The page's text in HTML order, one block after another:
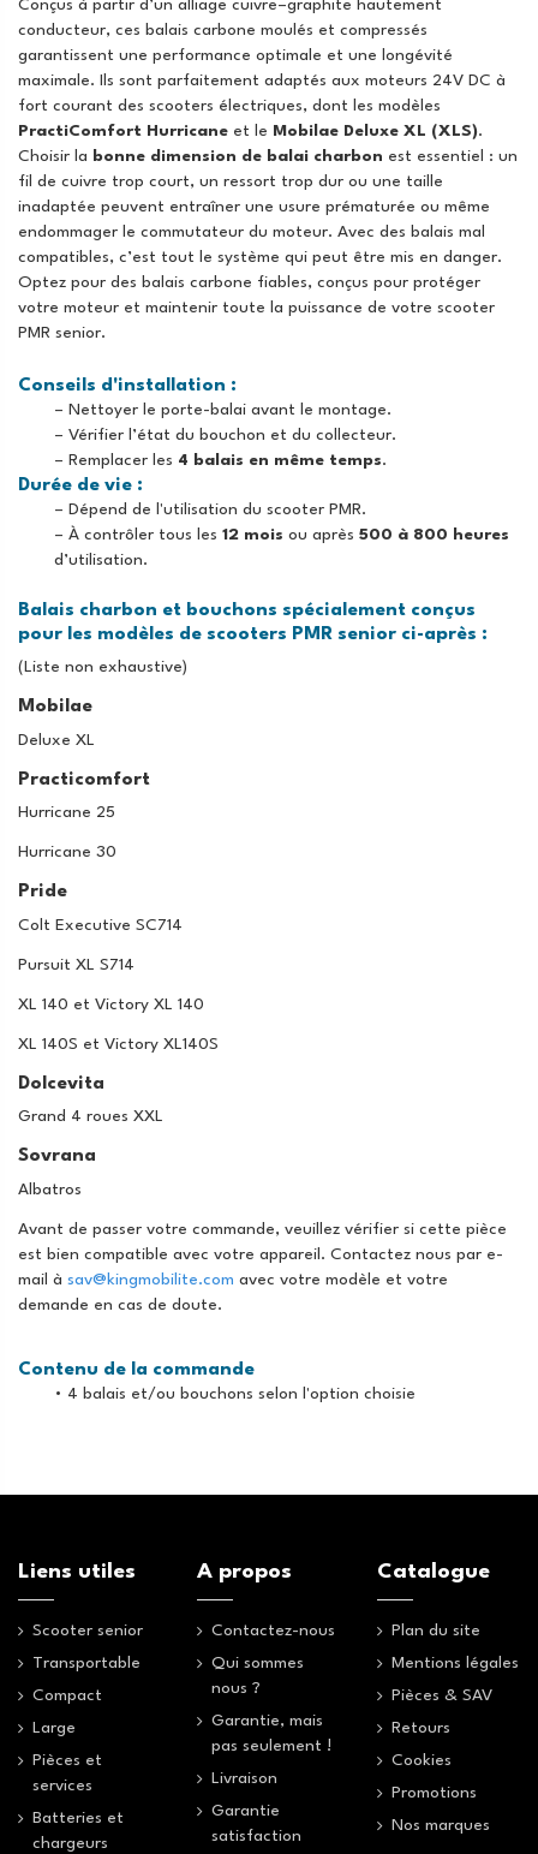
Conçus à partir d’un alliage cuivre–graphite hautement
conducteur, ces balais carbone moulés et compressés
garantissent une performance optimale et une longévité
maximale. Ils sont parfaitement adaptés aux moteurs 24V DC à
fort courant des scooters électriques, dont les modèles
PractiComfort Hurricane et le Mobilae Deluxe XL (XLS).
Choisir la bonne dimension de balai charbon est essentiel : un
fil de cuivre trop court, un ressort trop dur ou une taille
inadaptée peuvent entraîner une usure prématurée ou même
endommager le commutateur du moteur. Avec des balais mal
compatibles, c’est tout le système qui peut être mis en danger.
Optez pour des balais carbone fiables, conçus pour protéger
votre moteur et maintenir toute la puissance de votre scooter
PMR senior.
Conseils d'installation :
– Nettoyer le porte-balai avant le montage.
– Vérifier l’état du bouchon et du collecteur.
– Remplacer les 4 balais en même temps.
Durée de vie :
– Dépend de l'utilisation du scooter PMR.
– À contrôler tous les 12 mois ou après 500 à 800 heures
d’utilisation.
Balais charbon et bouchons spécialement conçus
pour les modèles de scooters PMR senior ci-après :
(Liste non exhaustive)
Mobilae
Deluxe XL
Practicomfort
Hurricane 25
Hurricane 30
Pride
Colt Executive SC714
Pursuit XL S714
XL 140 et Victory XL 140
XL 140S et Victory XL140S
Dolcevita
Grand 4 roues XXL
Sovrana
Albatros
Avant de passer votre commande, veuillez vérifier si cette pièce
est bien compatible avec votre appareil. Contactez nous par e-
mail à sav@kingmobilite.com avec votre modèle et votre
demande en cas de doute.
Contenu de la commande
• 4 balais et/ou bouchons selon l'option choisie
Liens utiles
Scooter senior
Transportable
Compact
Large
Pièces et
services
Batteries et
chargeurs
A propos
Contactez-nous
Qui sommes
nous ?
Garantie, mais
pas seulement !
Livraison
Garantie
satisfaction
Catalogue
Plan du site
Mentions légales
Pièces & SAV
Retours
Cookies
Promotions
Nos marques